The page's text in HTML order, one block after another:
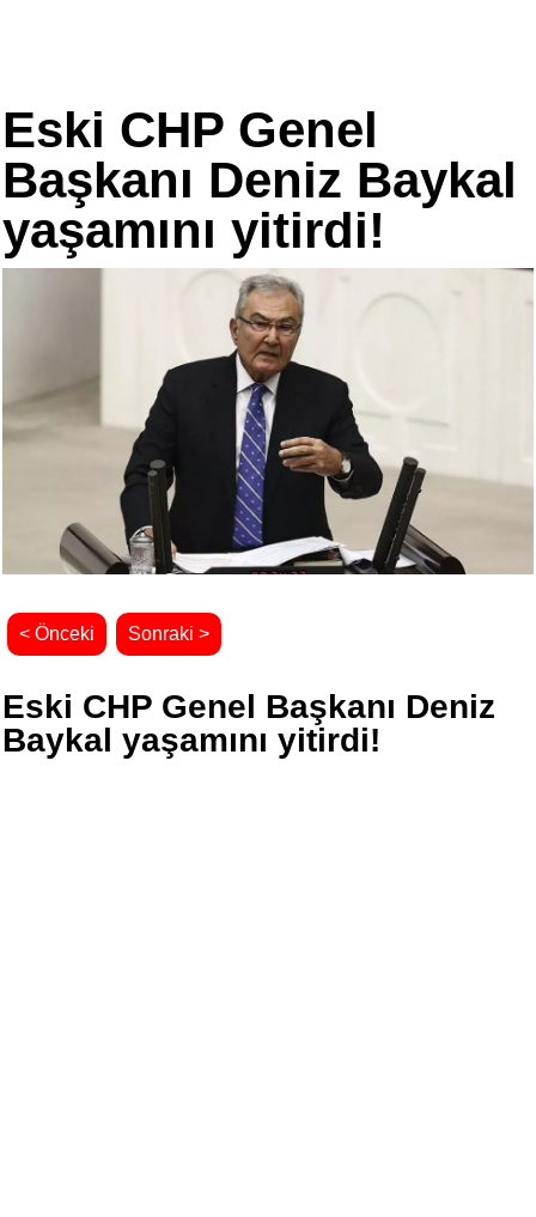
Eski CHP Genel
Başkanı Deniz Baykal
yaşamını yitirdi!
< Önceki Sonraki >
Eski CHP Genel Başkanı Deniz
Baykal yaşamını yitirdi!